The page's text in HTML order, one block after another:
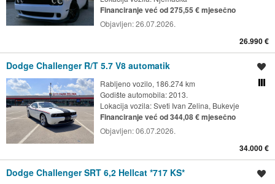
Financiranje već od 275,55 € mjesečno
Objavljen:26.07.2026.
26.990 €
Dodge Challenger R/T 5.7 V8 automatik
Rabljeno vozilo, 186.274 km
Godište automobila: 2013.
Lokacija vozila:Sveti Ivan Zelina, Bukevje
Financiranje već od 344,08 € mjesečno
Objavljen:06.07.2026.
34.000 €
Dodge Challenger SRT 6,2 Hellcat *717 KS*